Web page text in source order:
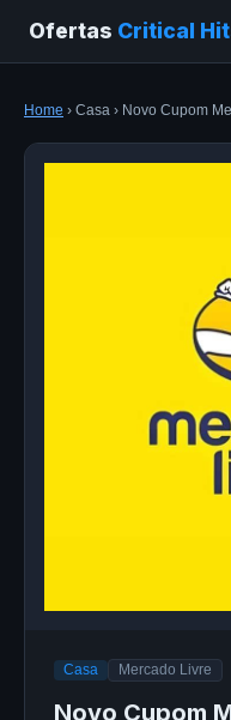
Ofertas Critical
Home › Casa › Novo Cupom
Casa Mercado Livre
Novo Cupom